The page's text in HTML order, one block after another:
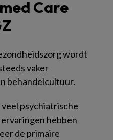
Care
wordt
vaker
behandelcultuur.
psychiatrische
hebben
de primaire